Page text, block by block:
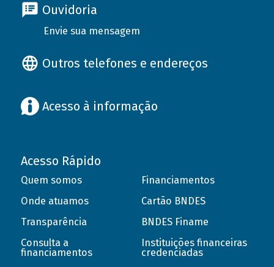
Ouvidoria
Envie sua mensagem
Outros telefones e endereços
Acesso à informação
Acesso Rápido
Quem somos
Onde atuamos
Transparência
Consulta a
financiamentos
Financiamentos
Cartão BNDES
BNDES Finame
Instituições financeiras
credenciadas